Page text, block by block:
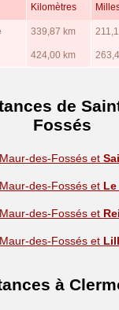
Kilomètres
339,87 km
424,00 km
de
Fossés
des-Fossés et
des-Fossés et Le
des-Fossés et
des-Fossés et
à